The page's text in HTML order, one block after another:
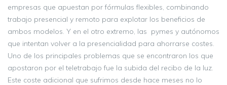
empresas que apuestan por fórmulas flexibles, combinando
trabajo presencial y remoto para explotar los beneficios de
ambos modelos. Y en el otro extremo, las pymes y autónomos
que intentan volver a la presencialidad para ahorrarse costes.
Uno de los principales problemas que se encontraron los que
apostaron por el teletrabajo fue la subida del recibo de la luz.
Este coste adicional que sufrimos desde hace meses no lo